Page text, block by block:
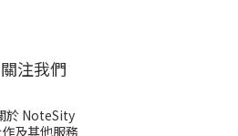
關注我們
於 NoteSity
及其他服務